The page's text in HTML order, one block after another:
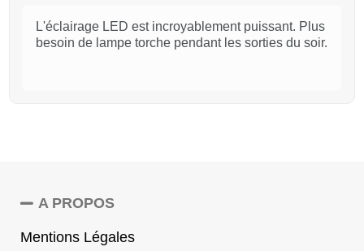
L'éclairage LED est incroyablement puissant. Plus
besoin de lampe torche pendant les sorties du soir.
A PROPOS
Mentions Légales